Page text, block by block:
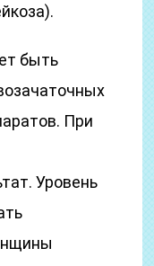
быть
При
Уровень